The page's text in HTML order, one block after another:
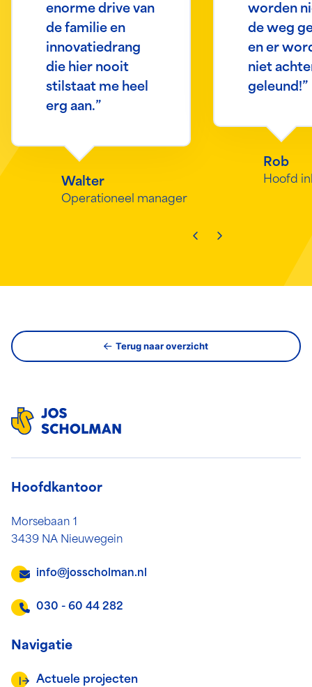
enorme drive van
de familie en
innovatiedrang
die hier nooit
stilstaat me heel
erg aan.”
Walter
Operationeel manager
worden
de weg
en er
niet
geleund!”
Rob
Hoofd
Ga naar vorige slide
Ga naar
Terug naar overzicht
Hoofdkantoor
Morsebaan 1
3439 NA Nieuwegein
info@josscholman.nl
030 - 60 44 282
Navigatie
Actuele projecten